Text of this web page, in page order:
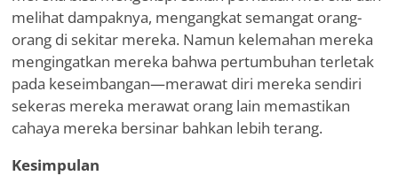
melihat dampaknya, mengangkat semangat orang-
orang di sekitar mereka. Namun kelemahan mereka
mengingatkan mereka bahwa pertumbuhan terletak
pada keseimbangan—merawat diri mereka sendiri
sekeras mereka merawat orang lain memastikan
cahaya mereka bersinar bahkan lebih terang.
Kesimpulan